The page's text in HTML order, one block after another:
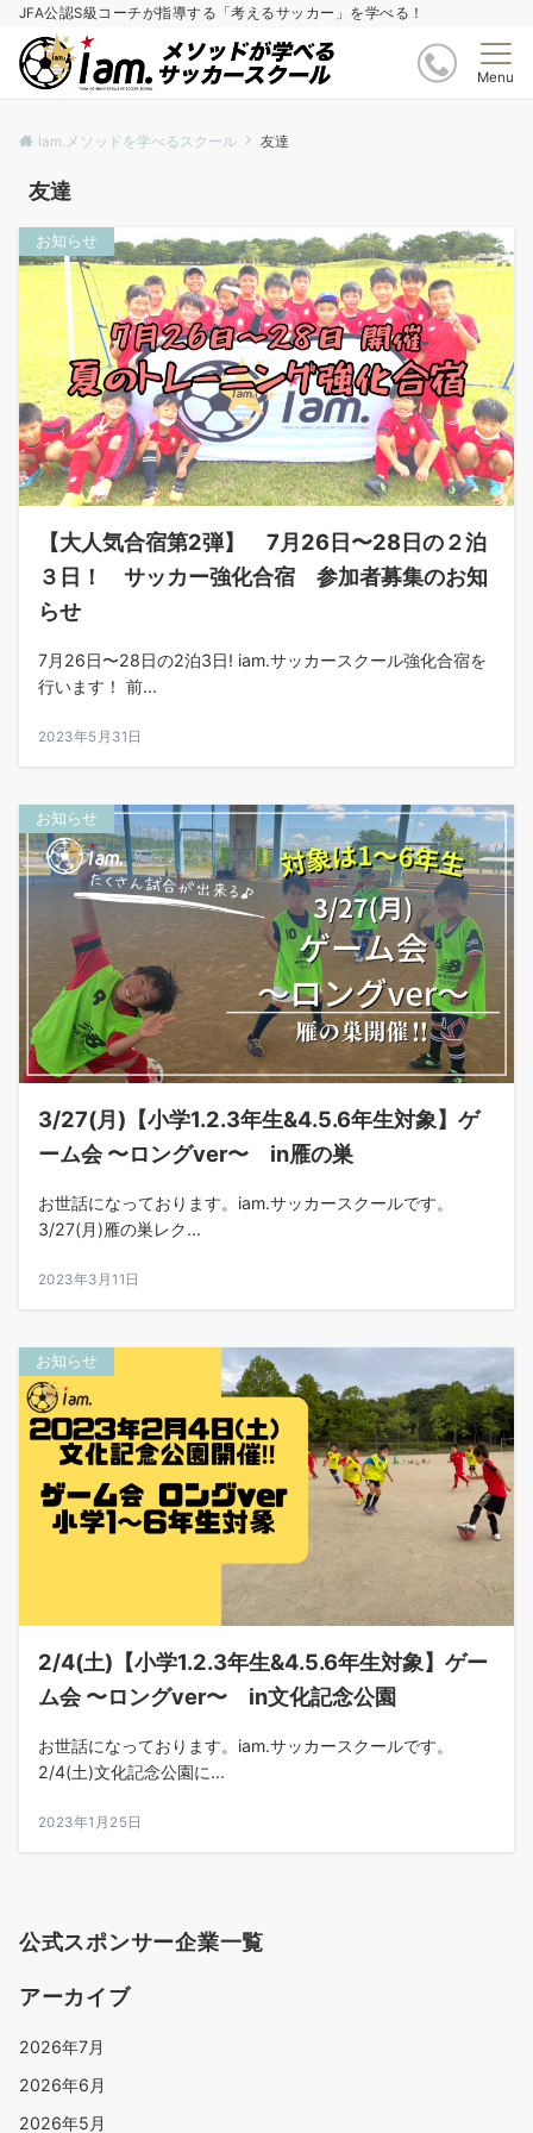
JFA公認S級コーチが指導する「考えるサッカー」を学べる！
Menu
Iam.メソッドを学べるスクール 友達
友達
お知らせ
【大人気合宿第2弾】 7月26日〜28日の２泊
３日！ サッカー強化合宿 参加者募集のお知
らせ
7月26日〜28日の2泊3日! iam.サッカースクール強化合宿を
行います！ 前...
2023年5月31日
お知らせ
3/27(月)【小学1.2.3年生&4.5.6年生対象】ゲ
ーム会 〜ロングver〜 in雁の巣
お世話になっております。iam.サッカースクールです。
3/27(月)雁の巣レク...
2023年3月11日
お知らせ
2/4(土)【小学1.2.3年生&4.5.6年生対象】ゲー
ム会 〜ロングver〜 in文化記念公園
お世話になっております。iam.サッカースクールです。
2/4(土)文化記念公園に...
2023年1月25日
公式スポンサー企業一覧
アーカイブ
2026年7月
2026年6月
2026年5月